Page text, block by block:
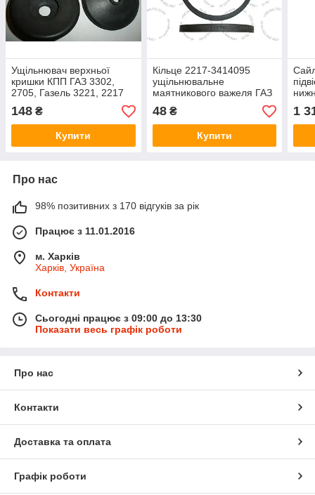
Ущільнювач верхньої
кришки КПП ГАЗ 3302,
2705, Газель 3221, 2217
Соболь (24-1702128 пр-во
ЯРТИ - Оригінал)
148 ₴
Купити
Кільце 2217-3414095
ущільнювальне
маятникового важеля ГАЗ
48₴
Купити
1
Про нас
98% позитивних з 170 відгуків за рік
Працює з 11.01.2016
м. Харків
Харків, Україна
Контакти
Сьогодні працює з 09:00 до 13:30
Показати весь графік роботи
Про нас
Контакти
Доставка та оплата
Графік роботи